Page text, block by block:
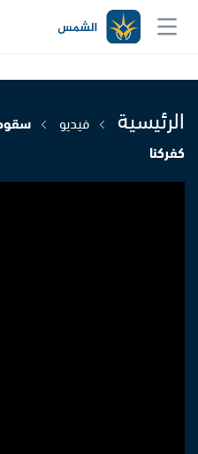
الرئيسية فيديو
كفركنا